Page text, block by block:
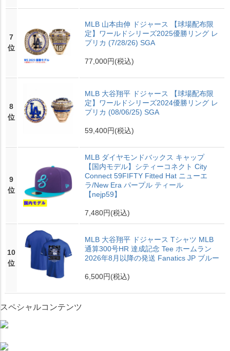
7
位
MLB 山本由伸 ドジャース 【球場配布限
定】ワールドシリーズ2025優勝リング レ
プリカ (7/28/26) SGA
77,000円(税込)
8
位
MLB 大谷翔平 ドジャース 【球場配布限
定】ワールドシリーズ2024優勝リング レ
プリカ (08/06/25) SGA
59,400円(税込)
9
位
MLB ダイヤモンドバックス キャップ
【国内モデル】シティーコネクト City
Connect 59FIFTY Fitted Hat ニューエ
ラ/New Era パープル ティール
【nejp59】
7,480円(税込)
10
位
MLB 大谷翔平 ドジャース Tシャツ MLB
通算300号HR 達成記念 Tee ホームラン
2026年8月以降の発送 Fanatics JP ブルー
6,500円(税込)
スペシャルコンテンツ